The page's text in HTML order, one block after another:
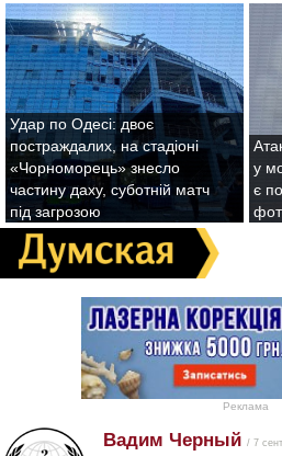
Удар по Одесі: двоє
постраждалих, на стадіоні
«Чорноморець» знесло
частину даху, суботній матч
під загрозою
у
є
Реклама
Вадим Черный / 7